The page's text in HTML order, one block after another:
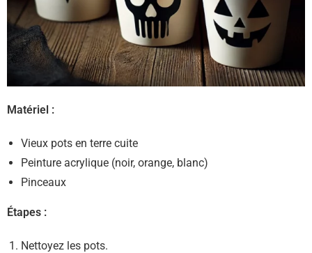
Matériel :
Vieux pots en terre cuite
Peinture acrylique (noir, orange, blanc)
Pinceaux
Étapes :
Nettoyez les pots.